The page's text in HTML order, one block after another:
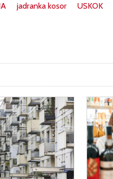
jadranka kosor USKOK